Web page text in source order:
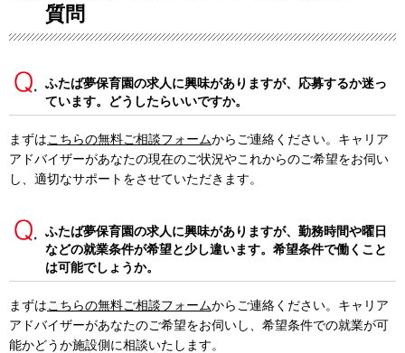
質問
ふたば夢保育園の求人に興味がありますが、応募するか迷っ
ています。どうしたらいいですか。
まずはこちらの無料ご相談フォームからご連絡ください。キャリア
アドバイザーがあなたの現在のご状況やこれからのご希望をお伺い
し、適切なサポートをさせていただきます。
ふたば夢保育園の求人に興味がありますが、勤務時間や曜日
などの就業条件が希望と少し違います。希望条件で働くこと
は可能でしょうか。
まずはこちらの無料ご相談フォームからご連絡ください。キャリア
アドバイザーがあなたのご希望をお伺いし、希望条件での就業が可
能かどうか施設側に相談いたします。